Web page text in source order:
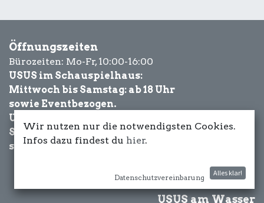
Öffnungszeiten
Bürozeiten: Mo-Fr, 10:00-16:00
USUS im Schauspielhaus:
Mittwoch bis Samstag: ab 18 Uhr
sowie Eventbezogen.
USUS am Wasser:
Schönwetter-
sowie Eventbezogen.
USUS am Wasser
Wir nutzen nur die notwendigsten Cookies.
Infos dazu findest du hier.
Datenschutzvereinbarung
Alles klar!